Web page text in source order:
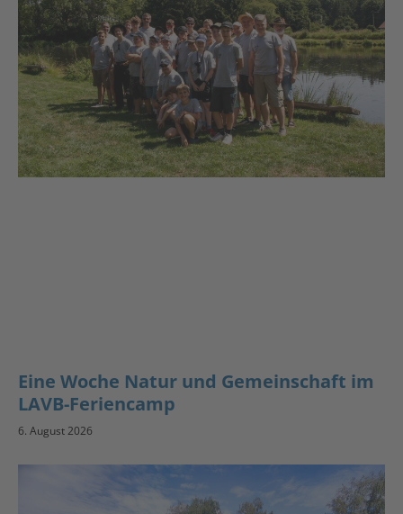
Eine Woche Natur und Gemeinschaft im
LAVB-Feriencamp
6. August 2026